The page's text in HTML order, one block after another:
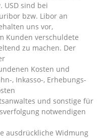
USD sind bei
bzw. Libor an
uns vor,
Kunden verschuldete
zu machen. Der
Kosten und
, Inkasso-, Erhebungs-
und sonstige für
notwendigen
ausdrückliche Widmung